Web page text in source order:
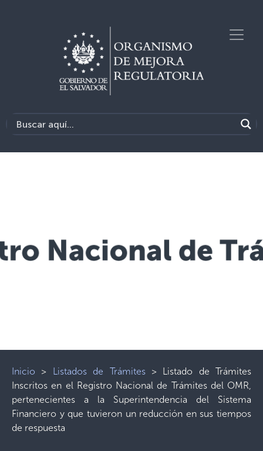
Inicio > Listados de Trámites> Listado de Trámites
Inscritos en el Registro Nacional de Trámites del OMR,
pertenecientes a la Superintendencia del Sistema
Financiero y que tuvieron un reducción en sus tiempos
de respuesta